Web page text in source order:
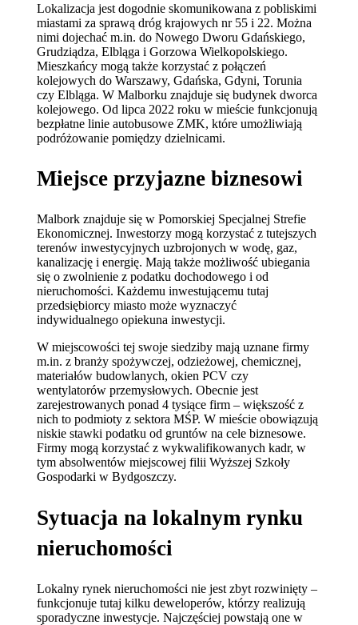
Lokalizacja jest dogodnie skomunikowana z pobliskimi
miastami za sprawą dróg krajowych nr 55 i 22. Można
nimi dojechać m.in. do Nowego Dworu Gdańskiego,
Grudziądza, Elbląga i Gorzowa Wielkopolskiego.
Mieszkańcy mogą także korzystać z połączeń
kolejowych do Warszawy, Gdańska, Gdyni, Torunia
czy Elbląga. W Malborku znajduje się budynek dworca
kolejowego. Od lipca 2022 roku w mieście funkcjonują
bezpłatne linie autobusowe ZMK, które umożliwiają
podróżowanie pomiędzy dzielnicami.
Miejsce przyjazne biznesowi
Malbork znajduje się w Pomorskiej Specjalnej Strefie
Ekonomicznej. Inwestorzy mogą korzystać z tutejszych
terenów inwestycyjnych uzbrojonych w wodę, gaz,
kanalizację i energię. Mają także możliwość ubiegania
się o zwolnienie z podatku dochodowego i od
nieruchomości. Każdemu inwestującemu tutaj
przedsiębiorcy miasto może wyznaczyć
indywidualnego opiekuna inwestycji.
W miejscowości tej swoje siedziby mają uznane firmy
m.in. z branży spożywczej, odzieżowej, chemicznej,
materiałów budowlanych, okien PCV czy
wentylatorów przemysłowych. Obecnie jest
zarejestrowanych ponad 4 tysiące firm – większość z
nich to podmioty z sektora MŚP. W mieście obowiązują
niskie stawki podatku od gruntów na cele biznesowe.
Firmy mogą korzystać z wykwalifikowanych kadr, w
tym absolwentów miejscowej filii Wyższej Szkoły
Gospodarki w Bydgoszczy.
Sytuacja na lokalnym rynku
nieruchomości
Lokalny rynek nieruchomości nie jest zbyt rozwinięty –
funkcjonuje tutaj kilku deweloperów, którzy realizują
sporadyczne inwestycje. Najczęściej powstają one w